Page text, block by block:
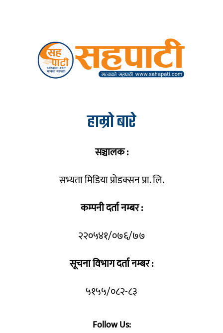
हाम्रो बारे
सञ्चालक :
सभ्यता मिडिया प्रोडक्सन प्रा. लि.
कम्पनी दर्ता नम्बर :
२२०५४१/०७६/७७
सूचना विभाग दर्ता नम्बर :
५१५५/०८२-८३
Follow Us: